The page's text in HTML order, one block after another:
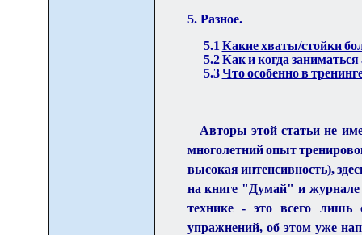
5. Разное.
5.1 Какие хваты/стойки
5.2Как и когда заниматься
5.3Что особенно в
Авторы этой статьи не
многолетний опыт
высокая интенсивность),
на книге "Думай" и
технике - это всего лишь
упражнений, об этом уже